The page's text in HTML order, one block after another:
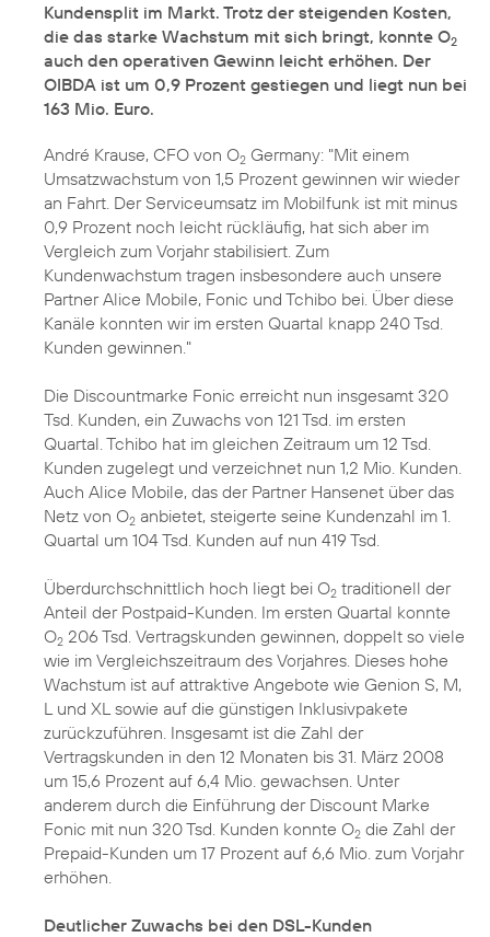
Kundensplit im Markt. Trotz der steigenden Kosten,
die das starke Wachstum mit sich bringt, konnte O2
auch den operativen Gewinn leicht erhöhen. Der
OIBDA ist um 0,9 Prozent gestiegen und liegt nun bei
163 Mio. Euro.
André Krause, CFO von O2 Germany: "Mit einem
Umsatzwachstum von 1,5 Prozent gewinnen wir wieder
an Fahrt. Der Serviceumsatz im Mobilfunk ist mit minus
0,9 Prozent noch leicht rückläufig, hat sich aber im
Vergleich zum Vorjahr stabilisiert. Zum
Kundenwachstum tragen insbesondere auch unsere
Partner Alice Mobile, Fonic und Tchibo bei. Über diese
Kanäle konnten wir im ersten Quartal knapp 240 Tsd.
Kunden gewinnen."
Die Discountmarke Fonic erreicht nun insgesamt 320
Tsd. Kunden, ein Zuwachs von 121 Tsd. im ersten
Quartal. Tchibo hat im gleichen Zeitraum um 12 Tsd.
Kunden zugelegt und verzeichnet nun 1,2 Mio. Kunden.
Auch Alice Mobile, das der Partner Hansenet über das
Netz von O2 anbietet, steigerte seine Kundenzahl im 1.
Quartal um 104 Tsd. Kunden auf nun 419 Tsd.
Überdurchschnittlich hoch liegt bei O2 traditionell der
Anteil der Postpaid-Kunden. Im ersten Quartal konnte
O2 206 Tsd. Vertragskunden gewinnen, doppelt so viele
wie im Vergleichszeitraum des Vorjahres. Dieses hohe
Wachstum ist auf attraktive Angebote wie Genion S, M,
L und XL sowie auf die günstigen Inklusivpakete
zurückzuführen. Insgesamt ist die Zahl der
Vertragskunden in den 12 Monaten bis 31. März 2008
um 15,6 Prozent auf 6,4 Mio. gewachsen. Unter
anderem durch die Einführung der Discount Marke
Fonic mit nun 320 Tsd. Kunden konnte O2 die Zahl der
Prepaid-Kunden um 17 Prozent auf 6,6 Mio. zum Vorjahr
erhöhen.
Deutlicher Zuwachs bei den DSL-Kunden